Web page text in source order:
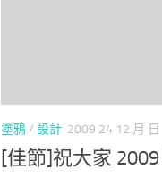
塗鴉/ 設計 2009 24 12 月 日
[佳節]祝大家